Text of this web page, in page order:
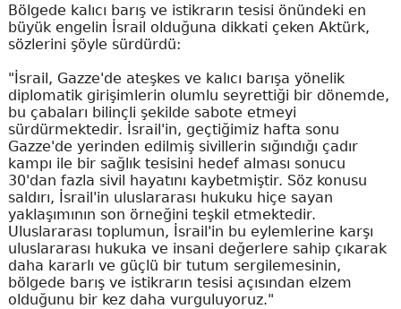
Bölgede kalıcı barış ve istikrarın tesisi önündeki en
büyük engelin İsrail olduğuna dikkati çeken Aktürk,
sözlerini şöyle sürdürdü:
"İsrail, Gazze'de ateşkes ve kalıcı barışa yönelik
diplomatik girişimlerin olumlu seyrettiği bir dönemde,
bu çabaları bilinçli şekilde sabote etmeyi
sürdürmektedir. İsrail'in, geçtiğimiz hafta sonu
Gazze'de yerinden edilmiş sivillerin sığındığı çadır
kampı ile bir sağlık tesisini hedef alması sonucu
30'dan fazla sivil hayatını kaybetmiştir. Söz konusu
saldırı, İsrail'in uluslararası hukuku hiçe sayan
yaklaşımının son örneğini teşkil etmektedir.
Uluslararası toplumun, İsrail'in bu eylemlerine karşı
uluslararası hukuka ve insani değerlere sahip çıkarak
daha kararlı ve güçlü bir tutum sergilemesinin,
bölgede barış ve istikrarın tesisi açısından elzem
olduğunu bir kez daha vurguluyoruz."